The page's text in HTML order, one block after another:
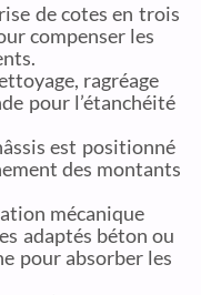
de cotes en trois
compenser les
ragréage
pour l’étanchéité
est positionné
des montants
mécanique
adaptés béton ou
pour absorber les